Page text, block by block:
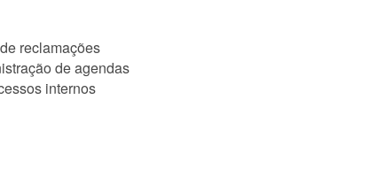
reclamações
de agendas
internos